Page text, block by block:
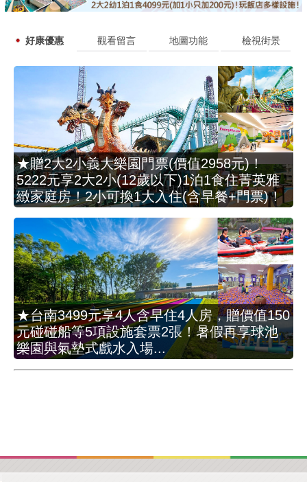
好康優惠 觀看留言 地圖功能 檢視街景
★贈2大2小義大樂園門票(價值2958元)！
5222元享2大2小(12歲以下)1泊1食住菁英雅
緻家庭房！2小可換1大入住(含早餐+門票)！
★台南3499元享4人含早住4人房，贈價值150
元碰碰船等5項設施套票2張！暑假再享球池
樂園與氣墊式戲水入場...